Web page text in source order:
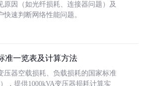
原因（如光纤损耗、连接器问题）及
速判断网络性能问题。
准一览表及计算方法
压器空载损耗、负载损耗的国家标准
），提供1000kVA变压器损耗计算实